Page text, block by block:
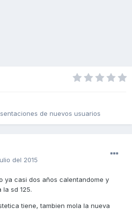
de nuevos usuarios
del 2015
ya casi dos años calentandome y
sd 125.
tiene, tambien mola la nueva